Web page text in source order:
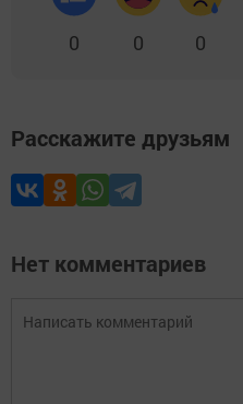
0 0 0
Расскажите друзьям
Нет комментариев